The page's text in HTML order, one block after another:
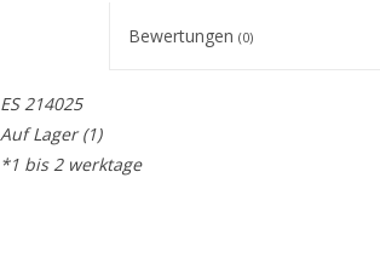
Bewertungen (0)
ES 214025
Auf Lager(1)
*1 bis 2 werktage